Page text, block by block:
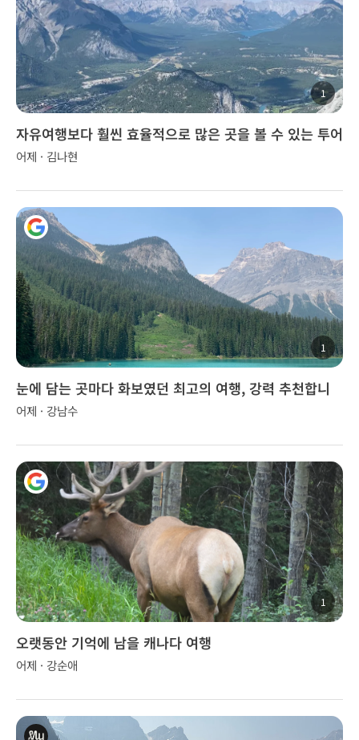
1
자유여행보다 훨씬 효율적으로 많은 곳을 볼 수 있는 투어
어제 · 김나현
1
눈에 담는 곳마다 화보였던 최고의 여행, 강력 추천합니
다!
어제 · 강남수
1
오랫동안 기억에 남을 캐나다 여행
어제 · 강순애